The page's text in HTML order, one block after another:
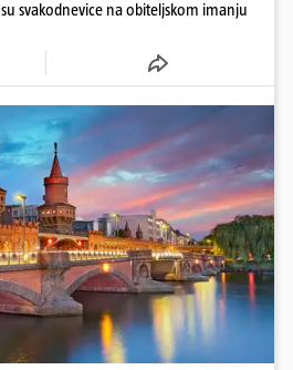
svakodnevice na obiteljskom imanju